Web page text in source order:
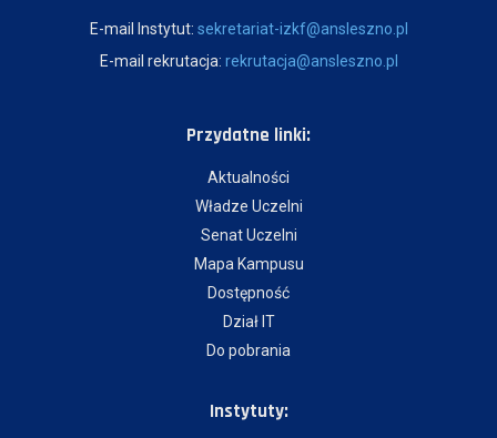
E-mail Instytut: sekretariat-izkf@ansleszno.pl
E-mail rekrutacja: rekrutacja@ansleszno.pl
Przydatne linki:
Aktualności
Władze Uczelni
Senat Uczelni
Mapa Kampusu
Dostępność
Dział IT
Do pobrania
Instytuty: